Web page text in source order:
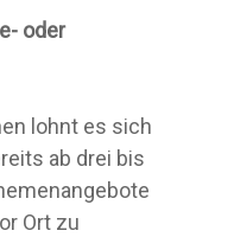
oder
lohnt es sich
ab drei bis
Ort zu